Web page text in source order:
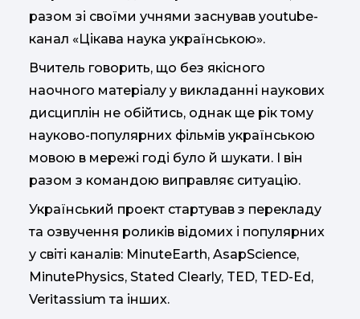
разом зі своїми учнями заснував youtube-
канал «Цікава наука українською».
Вчитель говорить, що без якісного
наочного матеріалу у викладанні наукових
дисциплін не обійтись, однак ще рік тому
науково-популярних фільмів українською
мовою в мережі годі було й шукати. І він
разом з командою виправляє ситуацію.
Український проект стартував з перекладу
та озвучення роликів відомих і популярних
у світі каналів: MinuteEarth, AsapScience,
MinutePhysics, Stated Clearly, TED, TED-Ed,
Veritassium та інших.